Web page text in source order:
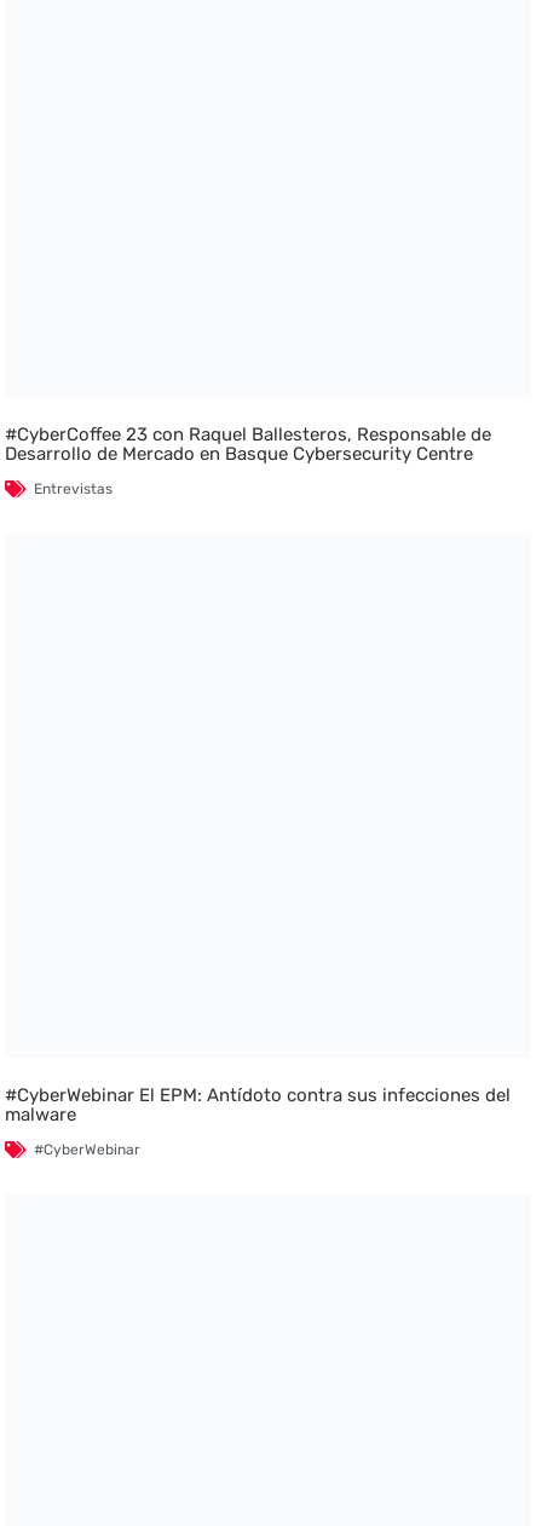
#CyberCoffee 23 con Raquel Ballesteros, Responsable de
Desarrollo de Mercado en Basque Cybersecurity Centre
Entrevistas
#CyberWebinar El EPM: Antídoto contra sus infecciones del
malware
#CyberWebinar